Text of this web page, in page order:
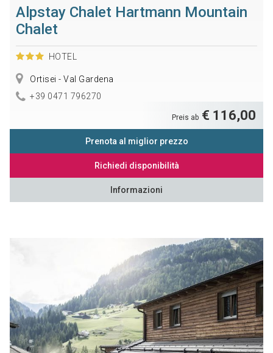
Alpstay Chalet Hartmann Mountain
Chalet
HOTEL
Ortisei - Val Gardena
+39 0471 796270
Preis ab € 116,00
Prenota al miglior prezzo
Richiedi disponibilità
Informazioni